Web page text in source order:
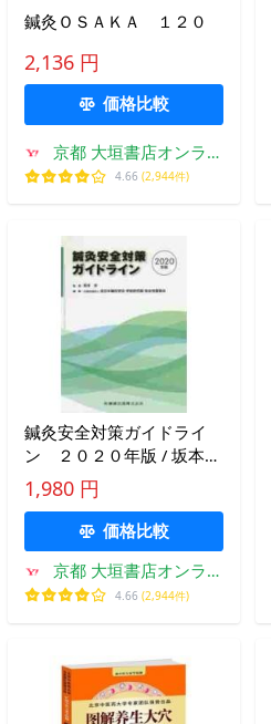
鍼灸ＯＳＡＫＡ １２０
2,136 円
価格比較
京都 大垣書店オンライ
ン
4.66 (2,944件)
鍼灸安全対策ガイドライ
ン ２０２０年版 / 坂本
歩 監修
1,980 円
価格比較
京都 大垣書店オンライ
ン
4.66 (2,944件)